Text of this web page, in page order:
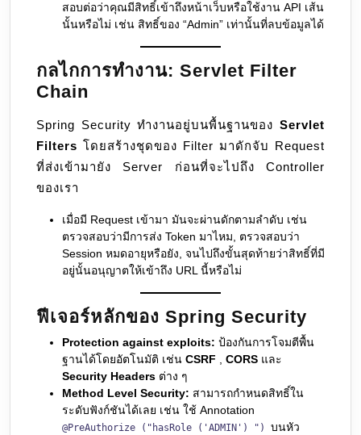
สอบต่อว่าคุณมีสิทธิ์เข้าถึงหน้าเว็บหรือใช้งาน API เส้น
นั้นหรือไม่ เช่น สิทธิ์ของ “Admin” เท่านั้นที่ลบข้อมูลได้
กลไกการทำงาน: Servlet Filter
Chain
Spring Security ทำงานอยู่บนพื้นฐานของ Servlet
Filters โดยสร้างชุดของ Filter มาดักจับ Request
ที่ส่งเข้ามายัง Server ก่อนที่จะไปถึง Controller
ของเรา
เมื่อมี Request เข้ามา มันจะผ่านดักตามลำดับ เช่น
ตรวจสอบว่ามีการส่ง Token มาไหม, ตรวจสอบว่า
Session หมดอายุหรือยัง, จนไปถึงขั้นสุดท้ายว่าสิทธิ์ที่มี
อยู่นั้นอนุญาตให้เข้าถึง URL นี้หรือไม่
ฟีเจอร์หลักของ Spring Security
Protection against exploits: ป้องกันการโจมตีพื้น
ฐานได้โดยอัตโนมัติ เช่น CSRF , CORS และ
Security Headers ต่าง ๆ
Method Level Security: สามารถกำหนดสิทธิ์ใน
ระดับฟังก์ชันได้เลย เช่น ใช้ Annotation
@PreAuthorize ("hasRole ('ADMIN') ") บนหัว